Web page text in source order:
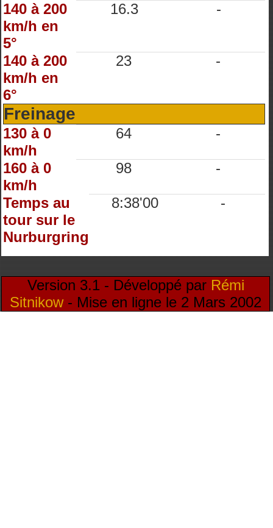
140 à 200
km/h en
5°
16.3 -
140 à 200
km/h en
6°
23 -
Freinage
130 à 0
km/h
64 -
160 à 0
km/h
98 -
Temps au
tour sur le
Nurburgring
8:38'00 -
Version 3.1 - Développé par Rémi
Sitnikow- Mise en ligne le 2 Mars 2002